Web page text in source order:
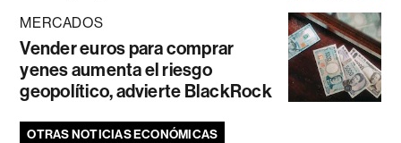
MERCADOS
Vender euros para comprar
yenes aumenta el riesgo
geopolítico, advierte BlackRock
OTRAS NOTICIAS ECONÓMICAS